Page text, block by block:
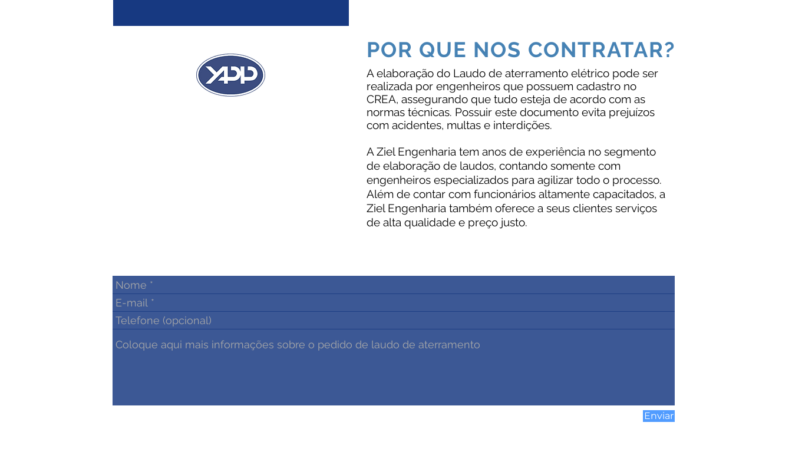
POR QUE NOS CONTRATAR?
A elaboração do Laudo de aterramento elétrico pode ser
realizada por engenheiros que possuem cadastro no
CREA, assegurando que tudo esteja de acordo com as
normas técnicas. Possuir este documento evita prejuízos
com acidentes, multas e interdições.
A Ziel Engenharia tem anos de experiência no segmento
de elaboração de laudos, contando somente com
engenheiros especializados para agilizar todo o processo.
Além de contar com funcionários altamente capacitados, a
Ziel Engenharia também oferece a seus clientes serviços
de alta qualidade e preço justo.
Enviar